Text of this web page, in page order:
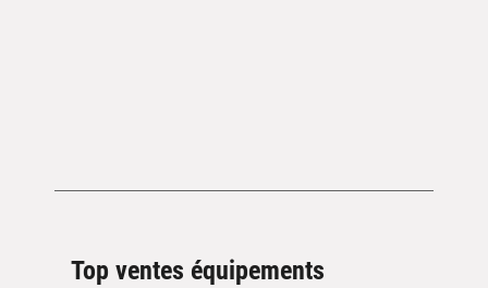
Top ventes équipements